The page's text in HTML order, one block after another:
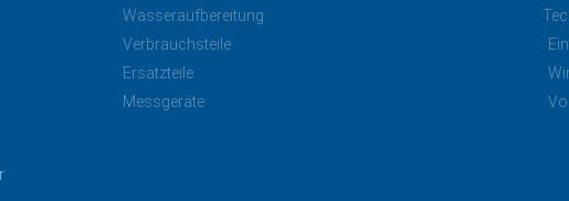
Wasseraufbereitung
Verbrauchsteile
Ersatzteile
Messgeräte